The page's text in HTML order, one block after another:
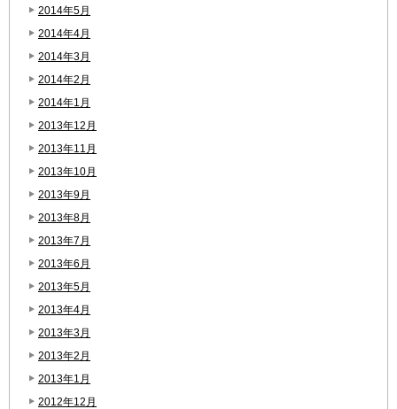
2014年5月
2014年4月
2014年3月
2014年2月
2014年1月
2013年12月
2013年11月
2013年10月
2013年9月
2013年8月
2013年7月
2013年6月
2013年5月
2013年4月
2013年3月
2013年2月
2013年1月
2012年12月